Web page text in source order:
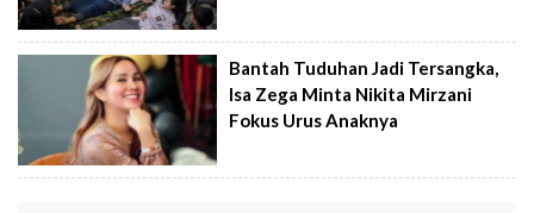
Bantah Tuduhan Jadi Tersangka,
Isa Zega Minta Nikita Mirzani
Fokus Urus Anaknya